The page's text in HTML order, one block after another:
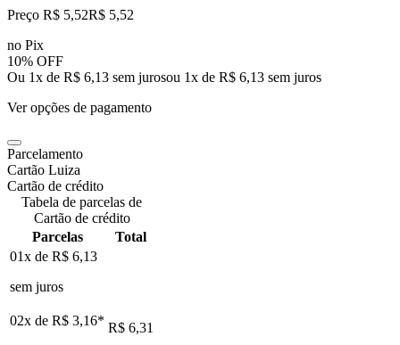
Preço R$ 5,52R$ 5,52
no Pix
10% OFF
Ou 1x de R$ 6,13 sem jurosou 1x de R$ 6,13 sem juros
Ver opções de pagamento
Parcelamento
Cartão Luiza
Cartão de crédito
Tabela de parcelas de
Cartão de crédito
Parcelas
Total
01x de R$ 6,13
sem juros
02x de R$ 3,16* R$ 6,31